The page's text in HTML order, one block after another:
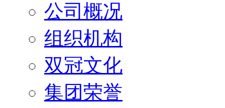
公司概况
组织机构
双冠文化
集团荣誉